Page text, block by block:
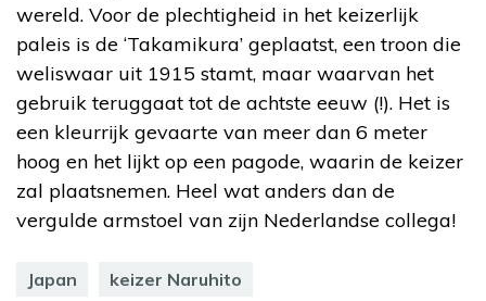
wereld. Voor de plechtigheid in het keizerlijk
paleis is de ‘Takamikura’ geplaatst, een troon die
weliswaar uit 1915 stamt, maar waarvan het
gebruik teruggaat tot de achtste eeuw (!). Het is
een kleurrijk gevaarte van meer dan 6 meter
hoog en het lijkt op een pagode, waarin de keizer
zal plaatsnemen. Heel wat anders dan de
vergulde armstoel van zijn Nederlandse collega!
Japan keizer Naruhito